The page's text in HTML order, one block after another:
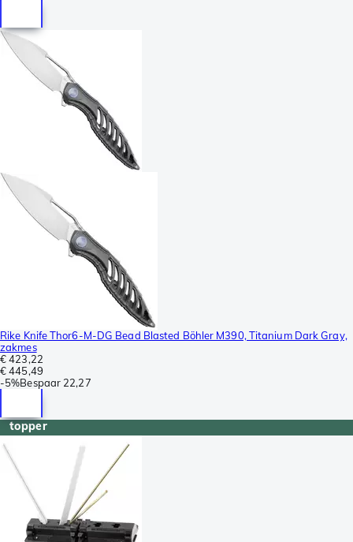
Rike Knife Thor6-M-DG Bead Blasted Böhler M390, Titanium Dark Gray,
zakmes
€ 423,22
€ 445,49
-5%Bespaar 22,27
topper